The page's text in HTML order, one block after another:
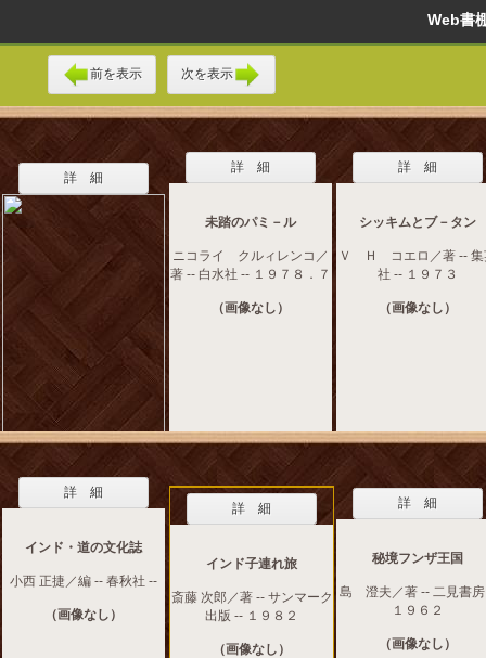
Web
前を表示 次を表示
詳 細
詳 細
未踏のパミ－ル
ニコライ クルィレンコ／
著 -- 白水社 -- １９７８．７
（画像なし）
詳 細
シッキムとブ－タン
Ｖ Ｈ コエロ／著 -- 集
社 -- １９７３
（画像なし）
詳 細
インド・道の文化誌
小西 正捷／編 -- 春秋社 --
（画像なし）
詳 細
インド子連れ旅
斎藤 次郎／著 -- サンマーク
出版 -- １９８２
（画像なし）
詳 細
秘境フンザ王国
島 澄夫／著 -- 二見書房
１９６２
（画像なし）